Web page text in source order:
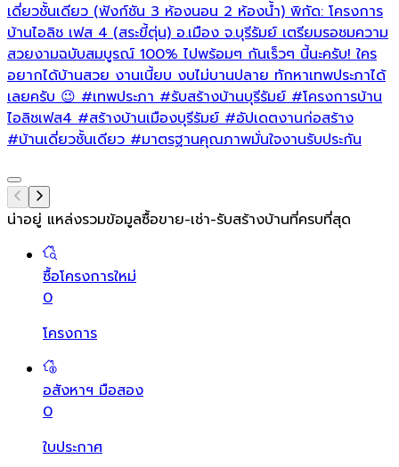
เดี่ยวชั้นเดียว (ฟังก์ชัน 3 ห้องนอน 2 ห้องน้ำ) พิกัด: โครงการ
บ้านไอลิช เฟส 4 (สระขี้ตุ่น) อ.เมือง จ.บุรีรัมย์ เตรียมรอชมความ
สวยงามฉบับสมบูรณ์ 100% ไปพร้อมๆ กันเร็วๆ นี้นะครับ! ใคร
อยากได้บ้านสวย งานเนี้ยบ งบไม่บานปลาย ทักหาเทพประภาได้
เลยครับ 😉#เทพประภา #รับสร้างบ้านบุรีรัมย์ #โครงการบ้าน
ไอลิชเฟส4 #สร้างบ้านเมืองบุรีรัมย์ #อัปเดตงานก่อสร้าง
#บ้านเดี่ยวชั้นเดียว #มาตรฐานคุณภาพมั่นใจงานรับประกัน
น่าอยู่ แหล่งรวมข้อมูลซื้อขาย-เช่า-รับสร้างบ้านที่ครบที่สุด
ซื้อโครงการใหม่
0
โครงการ
อสังหาฯ มือสอง
0
ใบประกาศ